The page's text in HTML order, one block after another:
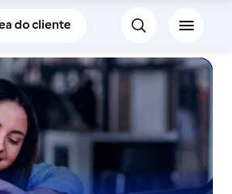
principal
do cliente